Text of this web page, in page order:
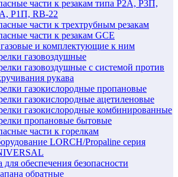
части к резакам типа Р2А, Р3П,
Р1П, RB-22
части к трехтрубным резакам
части к резакам GCE
и комплектующие к ним
газовоздушные
газовоздушные с системой против
рукава
газокислородные пропановые
газокислородные ацетиленовые
газокислородные комбинированные
пропановые бытовые
части к горелкам
LORCH/Propaline серия
для обеспечения безопасности
обратные